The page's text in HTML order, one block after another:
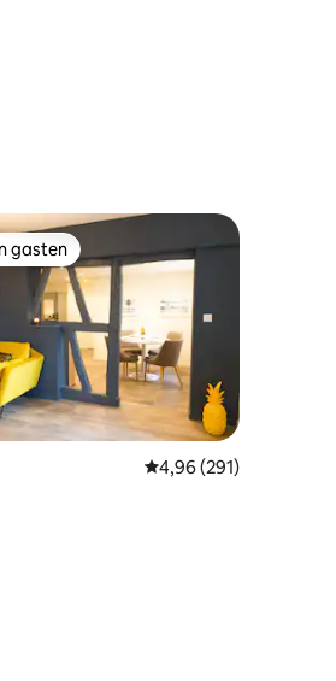
4,86 op 5, 152 recensies
gasten
gasten
Gemiddelde
4,96 (291)